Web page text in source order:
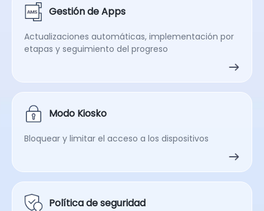
Gestión de Apps
Actualizaciones automáticas, implementación por
etapas y seguimiento del progreso
Modo Kiosko
Bloquear y limitar el acceso a los dispositivos
Política de seguridad